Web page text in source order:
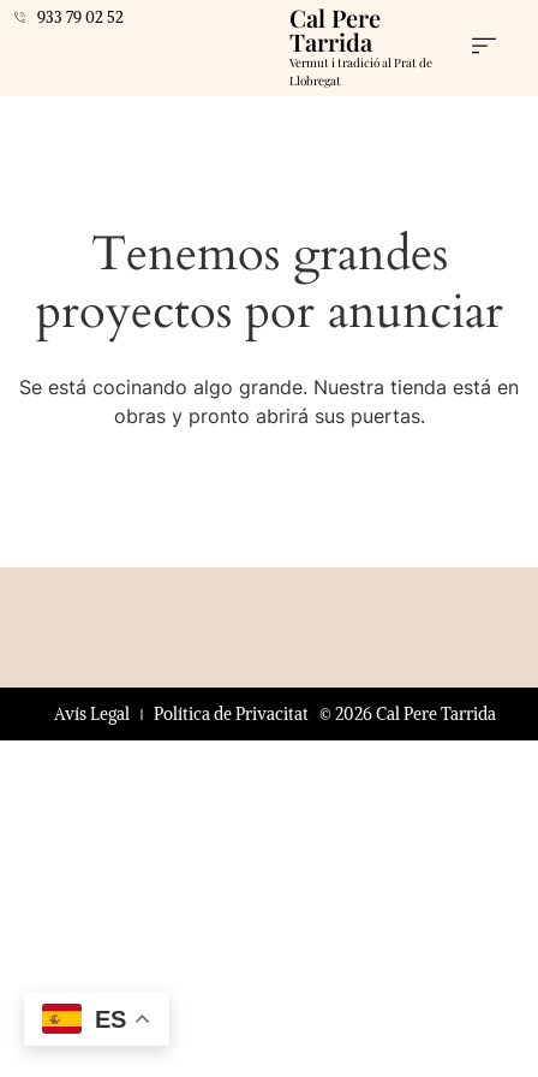
933 79 02 52 Cal Pere
Tarrida
Vermut i tradició al Prat de
Llobregat
Tenemos grandes
proyectos por anunciar
Se está cocinando algo grande. Nuestra tienda está en
obras y pronto abrirá sus puertas.
© 2026 Cal Pere Tarrida
Avís Legal Política de Privacitat
ES